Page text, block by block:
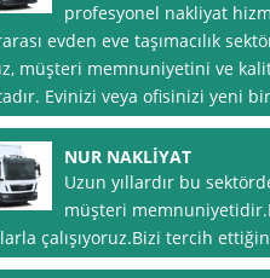
profesyonel nakliyat
evden eve taşımacılık
müşteri memnuniyetini ve
Evinizi veya ofisinizi yeni
NUR NAKLİYAT
Uzun yıllardır bu
müşteri
çalışıyoruz.Bizi tercih